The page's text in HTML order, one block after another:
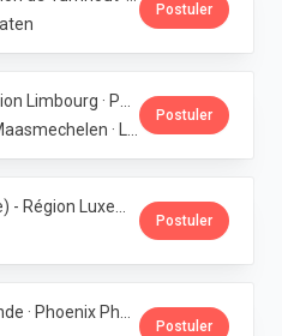
Postuler
Postuler
Postuler
Postuler